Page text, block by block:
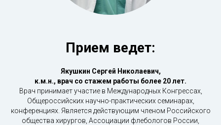
Прием ведет:
Якушкин Сергей Николаевич,
к.м.н., врач со стажем работы более 20 лет.
Врач принимает участие в Международных Конгрессах,
Общероссийских научно-практических семинарах,
конференциях. Является действующим членом Российского
общества хирургов, Ассоциации флебологов России,